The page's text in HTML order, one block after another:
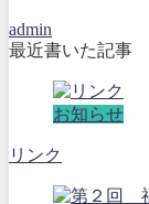
admin
最近書いた記事
お知らせ
リンク